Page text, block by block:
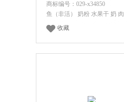
商标编号：029-x34850
鱼（非活） 奶粉 水果干 奶 肉
收藏